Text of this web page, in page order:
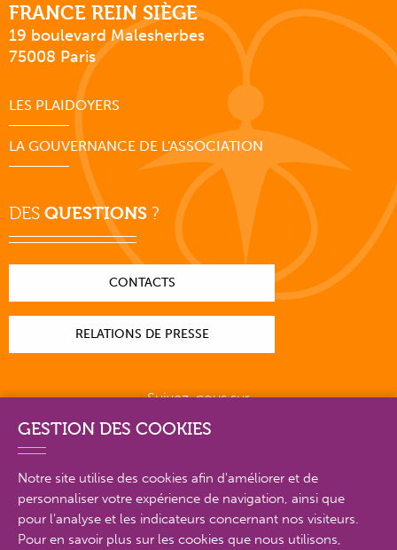
FRANCE REIN SIÈGE
19 boulevard Malesherbes
75008 Paris
LES PLAIDOYERS
LA GOUVERNANCE DE L'ASSOCIATION
DES QUESTIONS ?
CONTACTS
RELATIONS DE PRESSE
Suivez-nous sur
PLAN DU SITE EN DÉTAIL
GESTION DES COOKIES
Notre site utilise des cookies afin d'améliorer et de
personnaliser votre expérience de navigation, ainsi que
pour l'analyse et les indicateurs concernant nos visiteurs.
Pour en savoir plus sur les cookies que nous utilisons,